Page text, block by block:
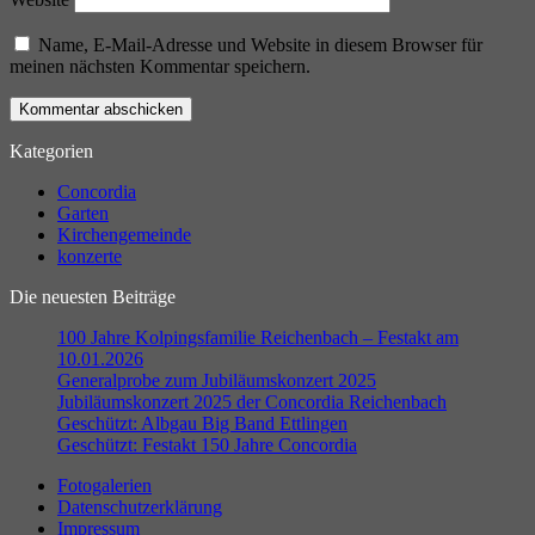
Name, E-Mail-Adresse und Website in diesem Browser für
meinen nächsten Kommentar speichern.
Kategorien
Concordia
Garten
Kirchengemeinde
konzerte
Die neuesten Beiträge
100 Jahre Kolpingsfamilie Reichenbach – Festakt am
10.01.2026
Generalprobe zum Jubiläumskonzert 2025
Jubiläumskonzert 2025 der Concordia Reichenbach
Geschützt: Albgau Big Band Ettlingen
Geschützt: Festakt 150 Jahre Concordia
Fotogalerien
Datenschutzerklärung
Impressum